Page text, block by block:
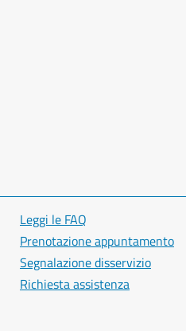
Leggi le FAQ
Prenotazione appuntamento
Segnalazione disservizio
Richiesta assistenza